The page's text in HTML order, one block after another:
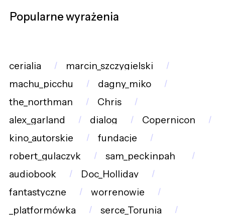
Popularne wyrażenia
cerialia
marcin_szczygielski
machu_picchu
dagny_miko
the_northman
Chris
alex_garland
dialog
Copernicon
kino_autorskie
fundacje
robert_gulaczyk
sam_peckinpah_
audiobook
Doc_Holliday
fantastyczne
worrenowie
_platformówka
serce_Torunia